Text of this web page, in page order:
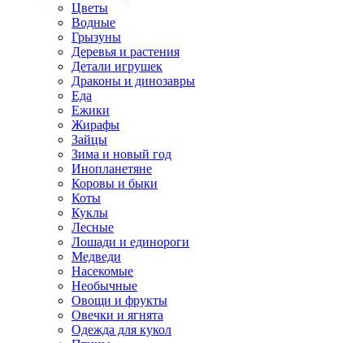
Цветы
Водные
Грызуны
Деревья и растения
Детали игрушек
Драконы и динозавры
Еда
Ежики
Жирафы
Зайцы
Зима и новый год
Инопланетяне
Коровы и быки
Коты
Куклы
Лесные
Лошади и единороги
Медведи
Насекомые
Необычные
Овощи и фрукты
Овечки и ягнята
Одежда для кукол